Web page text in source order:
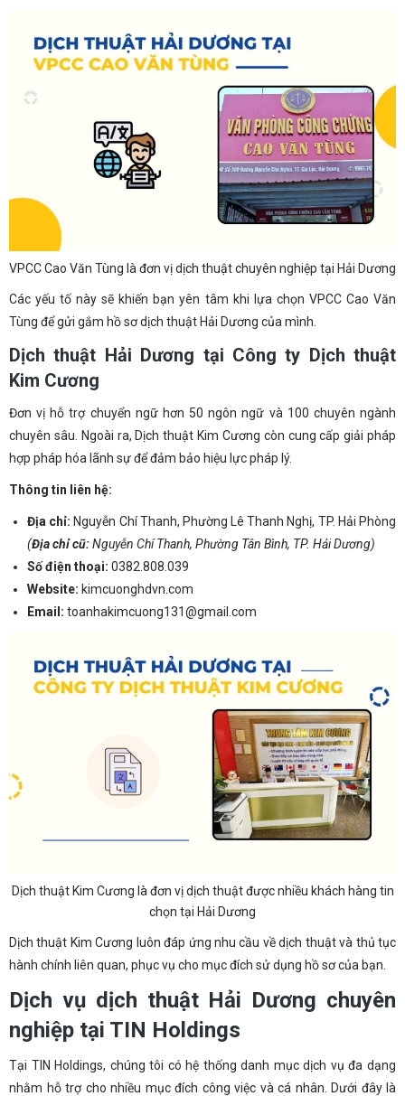
VPCC Cao Văn Tùng là đơn vị dịch thuật chuyên nghiệp tại Hải Dương
Các yếu tố này sẽ khiến bạn yên tâm khi lựa chọn VPCC Cao Văn
Tùng để gửi gắm hồ sơ dịch thuật Hải Dương của mình.
Dịch thuật Hải Dương tại Công ty Dịch thuật
Kim Cương
Đơn vị hỗ trợ chuyển ngữ hơn 50 ngôn ngữ và 100 chuyên ngành
chuyên sâu. Ngoài ra, Dịch thuật Kim Cương còn cung cấp giải pháp
hợp pháp hóa lãnh sự để đảm bảo hiệu lực pháp lý.
Thông tin liên hệ:
Địa chỉ:Nguyễn Chí Thanh, Phường Lê Thanh Nghị, TP. Hải Phòng
(Địa chỉ cũ:Nguyễn Chí Thanh, Phường Tân Bình, TP. Hải Dương)
Số điện thoại: 0382.808.039
Website: kimcuonghdvn.com
Email: toanhakimcuong131@gmail.com
Dịch thuật Kim Cương là đơn vị dịch thuật được nhiều khách hàng tin
chọn tại Hải Dương
Dịch thuật Kim Cương luôn đáp ứng nhu cầu về dịch thuật và thủ tục
hành chính liên quan, phục vụ cho mục đích sử dụng hồ sơ của bạn.
Dịch vụ dịch thuật Hải Dương chuyên
nghiệp tại TIN Holdings
Tại TIN Holdings, chúng tôi có hệ thống danh mục dịch vụ đa dạng
nhằm hỗ trợ cho nhiều mục đích công việc và cá nhân. Dưới đây là